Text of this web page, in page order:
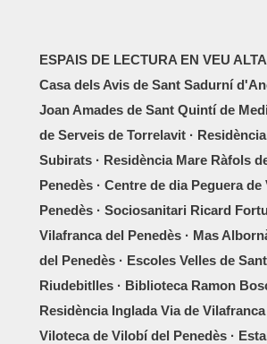
ESPAIS DE LECTURA EN VEU ALTA
Casa dels Avis de Sant Sadurní
Joan Amades de Sant Quintí de
de Serveis de Torrelavit ·
Subirats · Residència Mare Ràfols
Penedès · Centre de dia Peguera
Penedès · Sociosanitari Ricard
Vilafranca del Penedès · Mas
del Penedès · Escoles Velles de
Riudebitlles · Biblioteca Ramon
Residència Inglada Via de Vilafranca
Viloteca de Vilobí del Penedès ·